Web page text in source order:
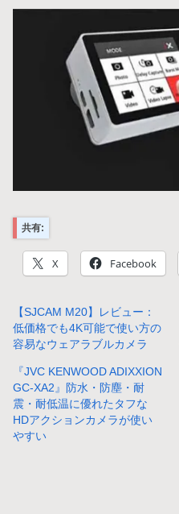
共有:
X Facebook
【SJCAM M20】レビュー：
低価格でも4K可能で使い方の
容易なウェアラブルカメラ
『JVC KENWOOD ADIXXION
GC-XA2』防水・防塵・耐
震・耐低温に優れたタフな
HDアクションカメラが使い
やすい